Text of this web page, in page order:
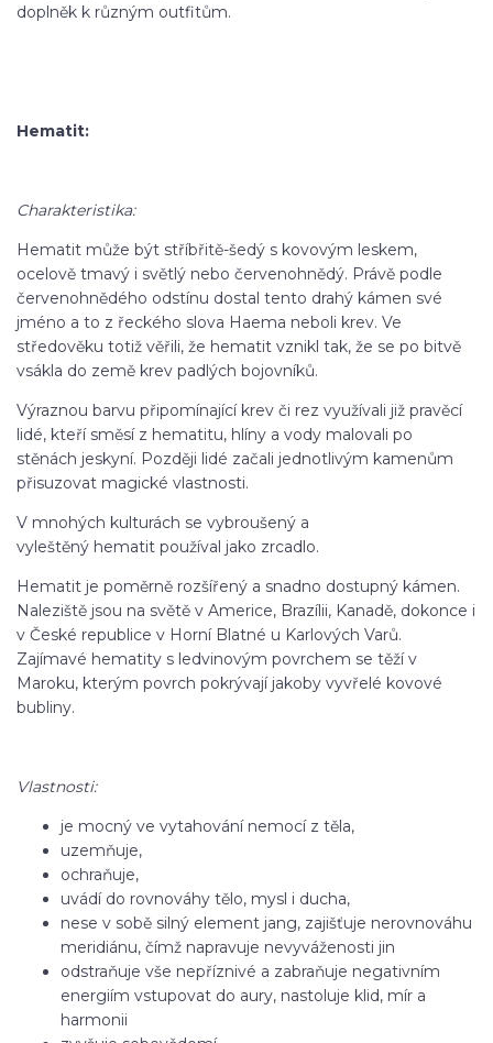
doplněk k různým outfitům.
Hematit:
Charakteristika:
Hematit může být stříbřitě-šedý s kovovým leskem,
ocelově tmavý i světlý nebo červenohnědý. Právě podle
červenohnědého odstínu dostal tento drahý kámen své
jméno a to z řeckého slova Haema neboli krev. Ve
středověku totiž věřili, že hematit vznikl tak, že se po bitvě
vsákla do země krev padlých bojovníků.
Výraznou barvu připomínající krev či rez využívali již pravěcí
lidé, kteří směsí z hematitu, hlíny a vody malovali po
stěnách jeskyní. Později lidé začali jednotlivým kamenům
přisuzovat magické vlastnosti.
V mnohých kulturách se vybroušený a
vyleštěný hematit používal jako zrcadlo.
Hematit je poměrně rozšířený a snadno dostupný kámen.
Naleziště jsou na světě v Americe, Brazílii, Kanadě, dokonce i
v České republice v Horní Blatné u Karlových Varů.
Zajímavé hematity s ledvinovým povrchem se těží v
Maroku, kterým povrch pokrývají jakoby vyvřelé kovové
bubliny.
Vlastnosti:
je mocný ve vytahování nemocí z těla,
uzemňuje,
ochraňuje,
uvádí do rovnováhy tělo, mysl i ducha,
nese v sobě silný element jang, zajišťuje nerovnováhu
meridiánu, čímž napravuje nevyváženosti jin
odstraňuje vše nepříznivé a zabraňuje negativním
energiím vstupovat do aury, nastoluje klid, mír a
harmonii